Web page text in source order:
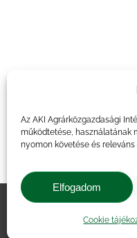
Az AKI Agrárközgazdasági
működtetése, használatának
nyomon követése és
Elfogadom
Cookie